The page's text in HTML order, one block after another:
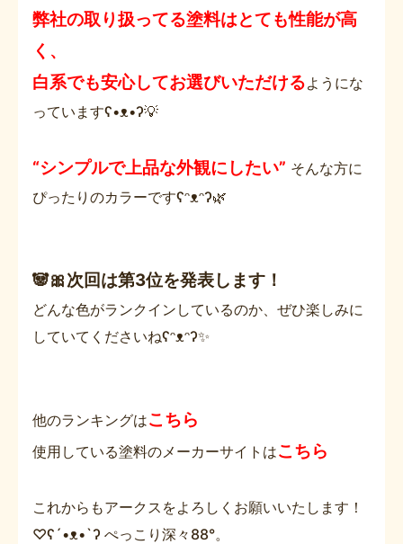
弊社の取り扱ってる塗料はとても性能が高
く、
白系でも安心してお選びいただけるようにな
っていますʕ•ᴥ•ʔ💡
“シンプルで上品な外観にしたい” そんな方に
ぴったりのカラーですʕᵔᴥᵔʔ🌿
🐼🎀次回は第3位を発表します！
どんな色がランクインしているのか、ぜひ楽しみに
していてくださいねʕᵔᴥᵔʔ✨
他のランキングはこちら
使用している塗料のメーカーサイトはこちら
これからもアークスをよろしくお願いいたします！
♡ʕ´•ᴥ•`ʔ ぺっこり深々88°。